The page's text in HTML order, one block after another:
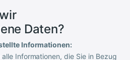
Daten?
Informationen:
Informationen, die Sie in Bezug